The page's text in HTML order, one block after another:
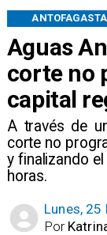
Aguas
corte no
capital
A través de
corte no
y finalizando
horas.
ANTOFAGASTA
Lunes, 25
Por